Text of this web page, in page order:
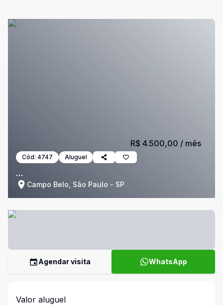
Cód: 4747 Aluguel
...
Campo Belo, São Paulo - SP
R$ 4.500,00 / mês
Agendar visita WhatsApp
Valor aluguel